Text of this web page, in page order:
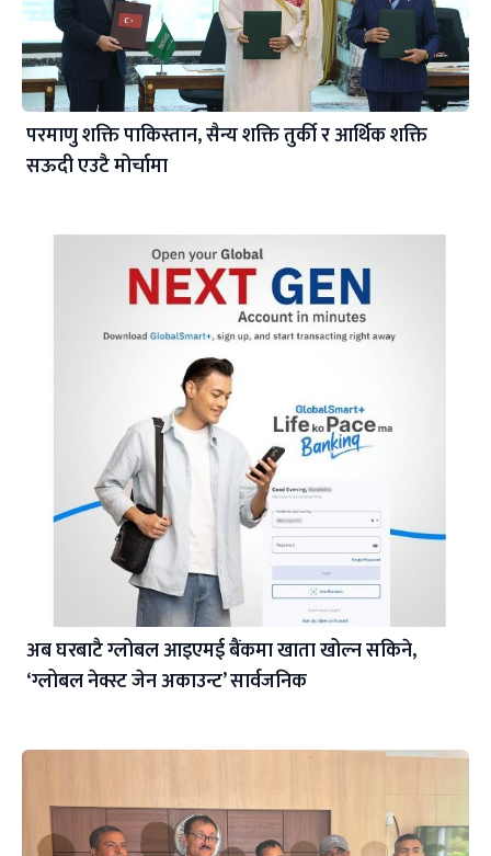
परमाणु शक्ति पाकिस्तान, सैन्य शक्ति तुर्की र आर्थिक शक्ति
सऊदी एउटै मोर्चामा
अब घरबाटै ग्लोबल आइएमई बैंकमा खाता खोल्न सकिने,
‘ग्लोबल नेक्स्ट जेन अकाउन्ट’ सार्वजनिक